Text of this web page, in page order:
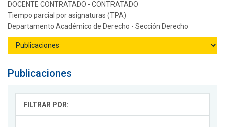
DOCENTE CONTRATADO - CONTRATADO
Tiempo parcial por asignaturas (TPA)
Departamento Académico de Derecho - Sección Derecho
Publicaciones
FILTRAR POR: